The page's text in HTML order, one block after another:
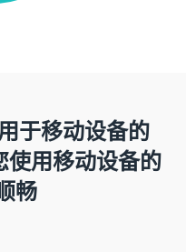
于移动设备的
使用移动设备的
畅